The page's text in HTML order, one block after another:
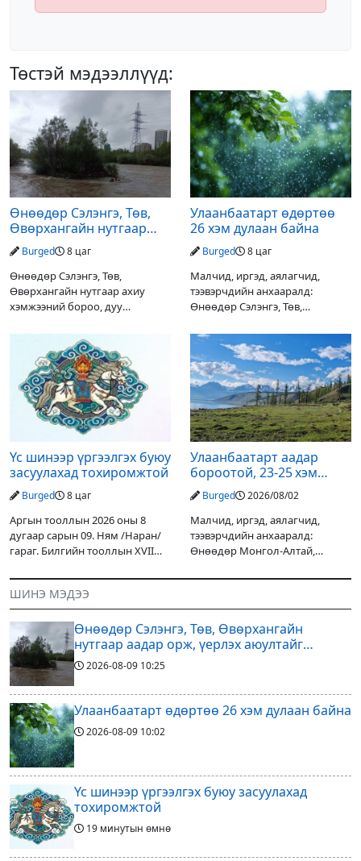
Төстэй мэдээллүүд:
Өнөөдөр Сэлэнгэ, Төв,
Өвөрхангайн нутгаар
аадар орж, үерлэх
аюултайг анхааруулав
Burged 8 цаг
Өнөөдөр Сэлэнгэ, Төв,
Өвөрхангайн нутгаар ахиу
хэмжээний бороо, дуу
голын усны түвшин нэмэгдэх,
нөөлөг салхи, мөндөр, аянга
цахилгаан, үерийн аюулаас
сэрэмжлэхийг
Улаанбаатарт өдөртөө
26 хэм дулаан байна
Burged 8 цаг
Малчид, иргэд, аялагчид,
тээвэрчдийн анхааралд:
Өнөөдөр Сэлэнгэ, Төв,
хэмжээний бороо, дуу
цахилгаантай аадар бороо
орох тул голын усны түвшин
нэмэгдэх, нөөлөг салхи,
Үс шинээр үргээлгэх буюу
засуулахад тохиромжтой
Burged 8 цаг
Аргын тооллын 2026 оны 8
дугаар сарын 09. Ням /Наран/
гараг. Билгийн тооллын XVII
гал Морин жилийн Зуны адаг
хөхөгчин хонь сарын шинийн
19, Адъяа /Наран/
Улаанбаатарт аадар
бороотой, 23-25 хэм
дулаан байна
Burged 2026/08/02
Малчид, иргэд, аялагчид,
тээвэрчдийн анхааралд:
Өнөөдөр Монгол-Алтай,
уулархаг нутгаар бороо, дуу
орох тул голуудын усны
түвшин нэмэгдэх, нөөлөг
ШИНЭ МЭДЭЭ
Өнөөдөр Сэлэнгэ, Төв, Өвөрхангайн
нутгаар аадар орж, үерлэх аюултайг
анхааруулав
2026-08-09 10:25
Улаанбаатарт өдөртөө 26 хэм дулаан байна
2026-08-09 10:02
Үс шинээр үргээлгэх буюу засуулахад
тохиромжтой
19 минутын өмнө